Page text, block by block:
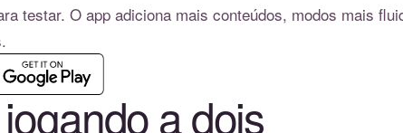
testar. O app adiciona mais conteúdos, modos mais
a dois